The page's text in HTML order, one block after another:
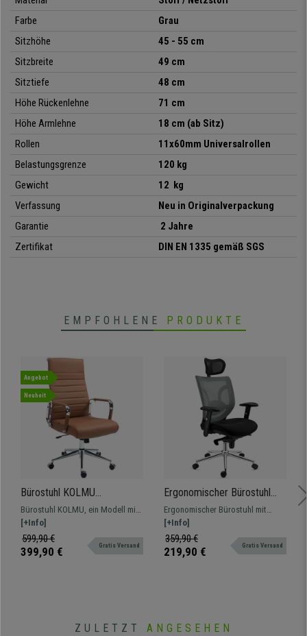
•Rückenlehne mit integrierter Lordosenstütze
• Praktische und bequeme Design-Armlehnen
Rückenlehne mit ergonomischer Formgebung
• Atmungsaktive Netz- und Stoffpolsterung
Qualitätszertifikat DIN EN 1335
Farbe
Grau
Sitzhöhe
45 - 55 cm
Sitzbreite
49 cm
Sitztiefe
48 cm
Höhe Rückenlehne
71 cm
Höhe Armlehne
18 cm (ab Sitz)
Rollen
11x60mm Universalrollen
Belastungsgrenze
120 kg
Gewicht
12 kg
Verfassung
Neu in Originalverpackung
Garantie
2 Jahre
Zertifikat
DIN EN 1335 gemäß SGS
EMPFOHLENE PRODUKTE
Angebot
Neuheit
Bürostuhl KOLMU
ECHTLEDER, Metallgestell,
elegantes Design mit
Quersteppung, Farbe
Hellbraun
Bürostuhl KOLMU, ein Modell mit
markantem Design, das Komfort
und hochwertige Materialien
vereint.
[+Info]
599,90 €
399,90 € Gratis Versand
Ergonomischer Bürostuhl
LAMBO, 8h-Nutzung ,
Kopfstütze, unglaubliche
Lendenwirbelstütze, Farbe
Grau
Ergonomischer Bürostuhl mit
verstellbarer Lendenwirbelstütze.
Komfort und Qualität, für eine
intensive Nutzung von 8 Stunden.
[+Info]
359,90 €
219,90 € Gratis Versand
ZULETZT ANGESEHEN